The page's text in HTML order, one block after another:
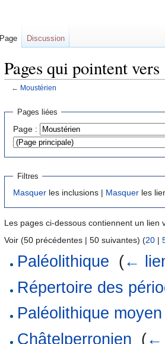
Pages qui pointent
← Moustérien
Pages liées
Page :
Filtres
Masquer les inclusions | Masquer les
Les pages ci-dessous contiennent un lien
Voir (50 précédentes | 50 suivantes) (20 |
Paléolithique (←
Répertoire des
Paléolithique moyen
Châtelperronien (←
Page Discussion